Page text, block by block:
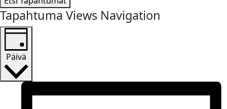
Tapahtuma Views Navigation
Päivä